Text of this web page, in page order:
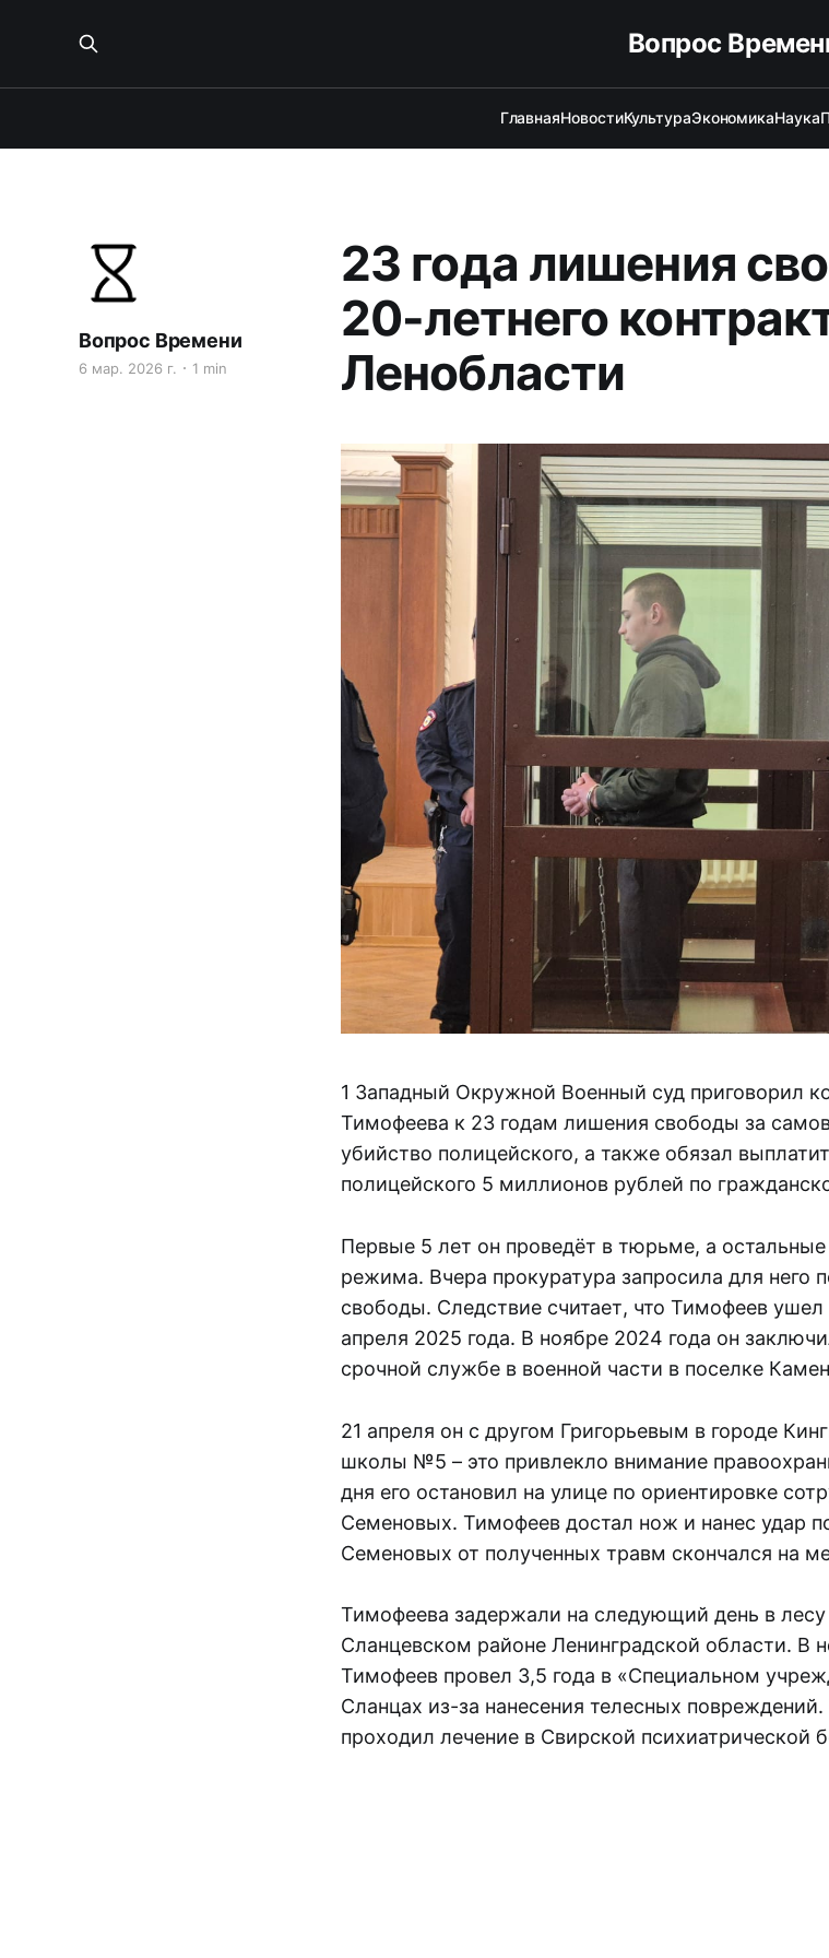
Вопрос
ГлавнаяНовостиКультураЭкономикаНаука
23 года лишения
20-летнего
Ленобласти
Вопрос Времени
6 мар. 2026 г. 1 min
1 Западный Окружной Военный суд приговорил
Тимофеева к 23 годам лишения свободы за
убийство полицейского, а также обязал
полицейского 5 миллионов рублей по
Первые 5 лет он проведёт в тюрьме, а
режима. Вчера прокуратура запросила для него
свободы. Следствие считает, что Тимофеев ушел
апреля 2025 года. В ноябре 2024 года он
срочной службе в военной части в поселке
21 апреля он с другом Григорьевым в городе
школы №5 – это привлекло внимание
дня его остановил на улице по ориентировке
Семеновых. Тимофеев достал нож и нанес удар
Семеновых от полученных травм скончался на
Тимофеева задержали на следующий день в
Сланцевском районе Ленинградской области. В
Тимофеев провел 3,5 года в «Специальном
Сланцах из-за нанесения телесных
проходил лечение в Свирской психиатрической